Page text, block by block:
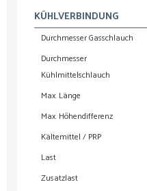
KÜHLVERBINDUNG
Durchmesser Gasschlauch
Durchmesser
Kühlmittelschlauch
Max. Länge
Max. Höhendifferenz
Kältemittel / PRP
Last
Zusatzlast